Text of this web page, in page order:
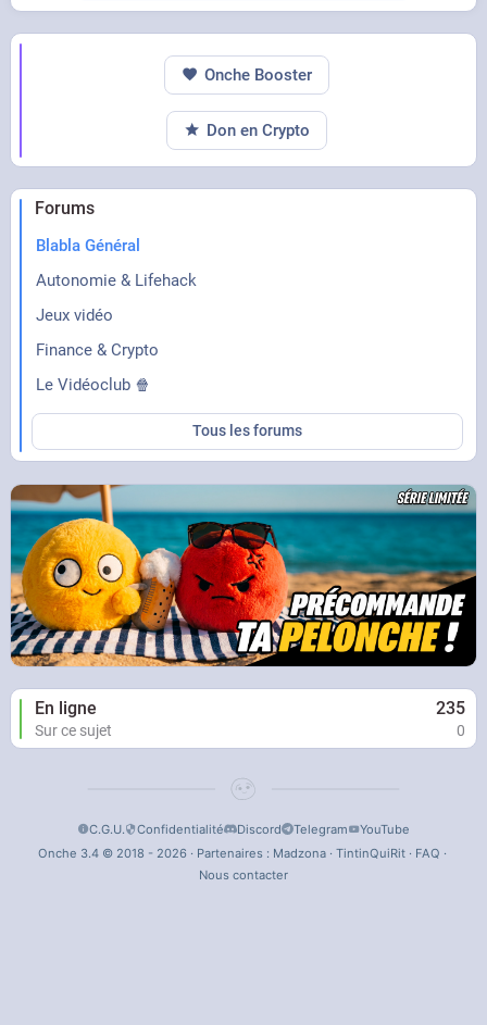
Forums
Blabla Général
Autonomie & Lifehack
Jeux vidéo
Finance & Crypto
Le Vidéoclub 🍿
Tous les forums
En ligne 235
Sur ce sujet 0
Onche Booster
Don en Crypto
C.G.U. Confidentialité Discord Telegram
YouTube
Onche 3.4 © 2018 - 2026 · Partenaires : Madzona· TintinQuiRit· FAQ ·
Nous contacter